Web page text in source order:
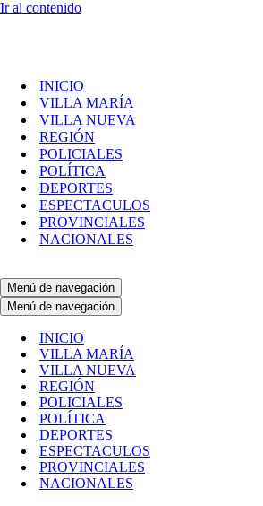
Ir al contenido
INICIO
VILLA MARÍA
VILLA NUEVA
REGIÓN
POLICIALES
POLÍTICA
DEPORTES
ESPECTACULOS
PROVINCIALES
NACIONALES
Menú de navegación
Menú de navegación
INICIO
VILLA MARÍA
VILLA NUEVA
REGIÓN
POLICIALES
POLÍTICA
DEPORTES
ESPECTACULOS
PROVINCIALES
NACIONALES